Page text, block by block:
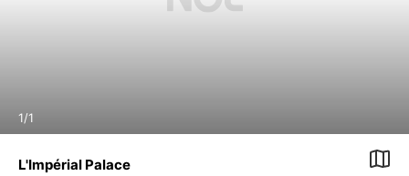
1/1
L'Impérial Palace